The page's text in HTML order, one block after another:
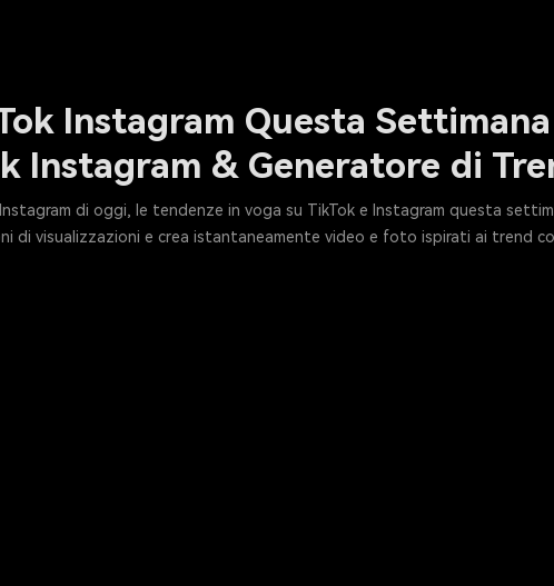
Instagram Questa
Instagram & Generatore di
di oggi, le tendenze in voga su TikTok e Instagram questa
di visualizzazioni e crea istantaneamente video e foto ispirati ai trend